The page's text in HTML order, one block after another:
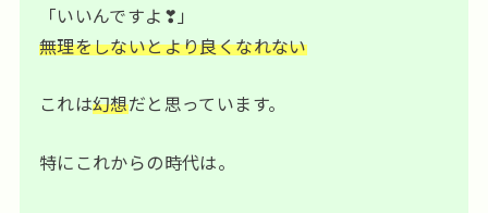
「いいんですよ❣」
無理をしないとより良くなれない
これは幻想だと思っています。
特にこれからの時代は。